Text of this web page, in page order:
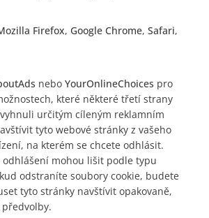
Firefox, Google Chrome, Safari,
nebo YourOnlineChoices pro
které některé třetí strany
určitým cíleným reklamním
tyto webové stránky z vašeho
na kterém se chcete odhlásit.
odhlášení mohou lišit podle typu
odstraníte soubory cookie, budete
tyto stránky navštívit opakovaně,